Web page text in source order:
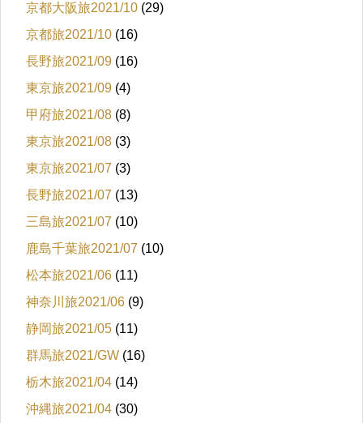
京都大阪旅2021/10 (29)
京都旅2021/10 (16)
長野旅2021/09 (16)
東京旅2021/09 (4)
甲府旅2021/08 (8)
東京旅2021/08 (3)
東京旅2021/07 (3)
長野旅2021/07 (13)
三島旅2021/07 (10)
鹿島千葉旅2021/07 (10)
松本旅2021/06 (11)
神奈川旅2021/06 (9)
静岡旅2021/05 (11)
群馬旅2021/GW (16)
栃木旅2021/04 (14)
沖縄旅2021/04 (30)